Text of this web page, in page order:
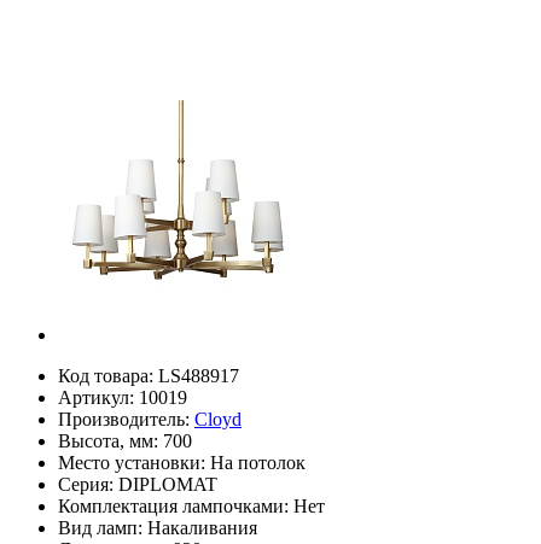
Код товара: LS488917
Артикул: 10019
Производитель: Cloyd
Высота, мм: 700
Место установки: На потолок
Серия: DIPLOMAT
Комплектация лампочками: Нет
Вид ламп: Накаливания